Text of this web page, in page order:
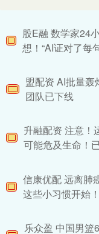
股E融 数学家24
想！“AI证对了每
盟配资 AI批量
团队已下线
升融配资 注意！
可能危及生命！
信康优配 远离肺
这些小习惯开始
乐众盈 中国男篮